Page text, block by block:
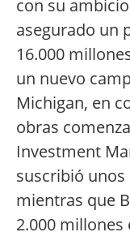
con su
asegurado un
16.000
un nuevo
Michigan, en
obras
Investment
suscribió unos
mientras que
2.000